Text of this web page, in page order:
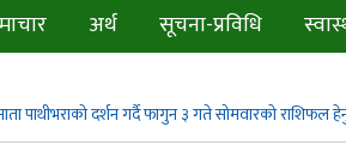
अर्थ सूचना-प्रविधि
पाथीभराको दर्शन गर्दै फागुन ३ गते सोमवारको राशिफल